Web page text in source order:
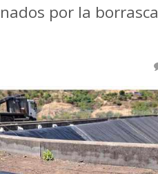
por la borrasca